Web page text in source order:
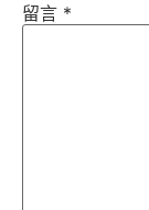
留言 *